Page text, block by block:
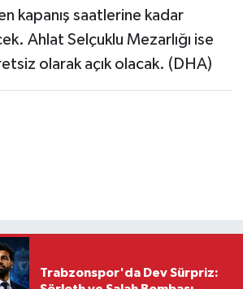
kapanış saatlerine kadar
Ahlat Selçuklu Mezarlığı ise
olarak açık olacak. (DHA)
Trabzonspor'da Dev Sürpriz: